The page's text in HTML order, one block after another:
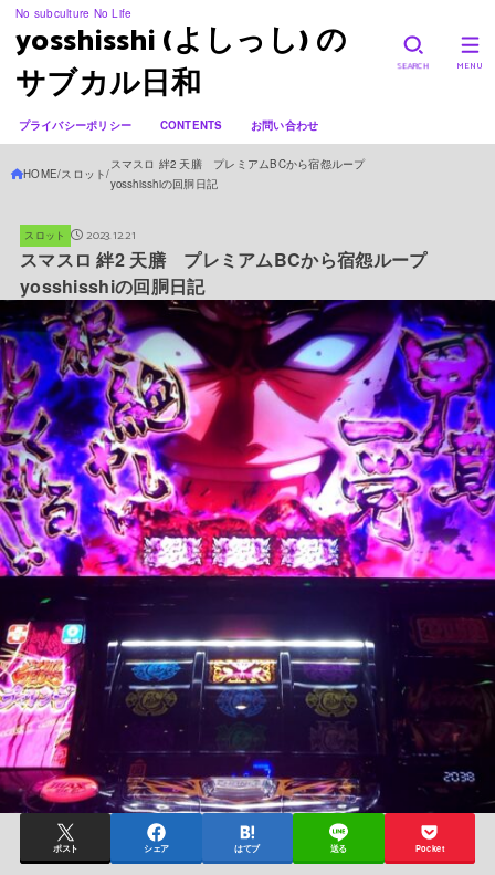
No subculture No Life
yosshisshi (よしっし) の
サブカル日和
プライバシーポリシー CONTENTS お問い合わせ
SEARCH MENU
HOME スロット
スマスロ 絆2 天膳 プレミアムBCから宿怨ループ
yosshisshiの回胴日記
スロット 2023.12.21
スマスロ 絆2 天膳 プレミアムBCから宿怨ループ
yosshisshiの回胴日記
ポスト シェア はてブ 送る Pocket